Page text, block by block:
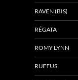
RAVEN (BIS)
RÉGATA
ROMY LYNN
RUFFUS